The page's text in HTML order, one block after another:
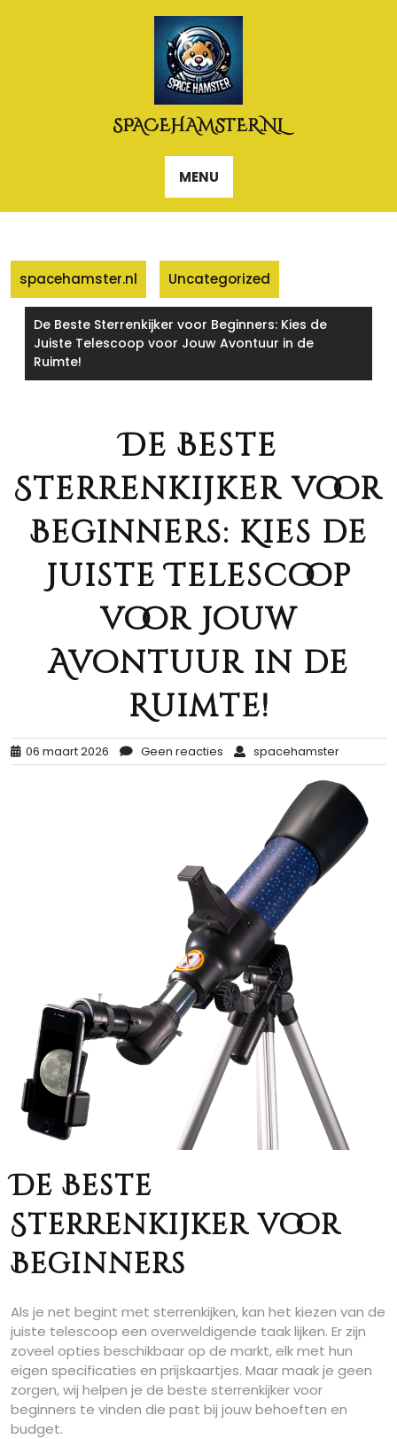
SPACEHAMSTER.NL
MENU
spacehamster.nl Uncategorized
De Beste Sterrenkijker voor Beginners: Kies de
Juiste Telescoop voor Jouw Avontuur in de
Ruimte!
De Beste
Sterrenkijker voor
Beginners: Kies de
Juiste Telescoop
voor Jouw
Avontuur in de
Ruimte!
06 maart 2026 Geen reacties spacehamster
De Beste
Sterrenkijker voor
Beginners
Als je net begint met sterrenkijken, kan het kiezen van de
juiste telescoop een overweldigende taak lijken. Er zijn
zoveel opties beschikbaar op de markt, elk met hun
eigen specificaties en prijskaartjes. Maar maak je geen
zorgen, wij helpen je de beste sterrenkijker voor
beginners te vinden die past bij jouw behoeften en
budget.